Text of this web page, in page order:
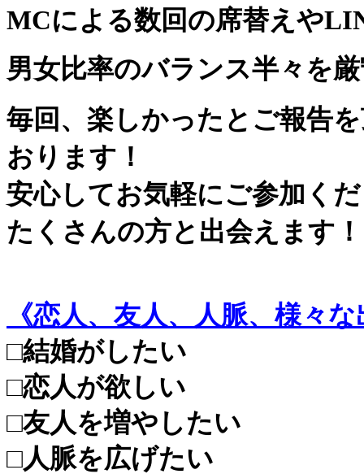
MCによる数回の席替えや
男女比率のバランス半々を
毎回、楽しかったとご報告
おります！
安心してお気軽にご参加く
たくさんの方と出会えます！
《恋人、友人、人脈、様々
□結婚がしたい
□恋人が欲しい
□友人を増やしたい
□人脈を広げたい